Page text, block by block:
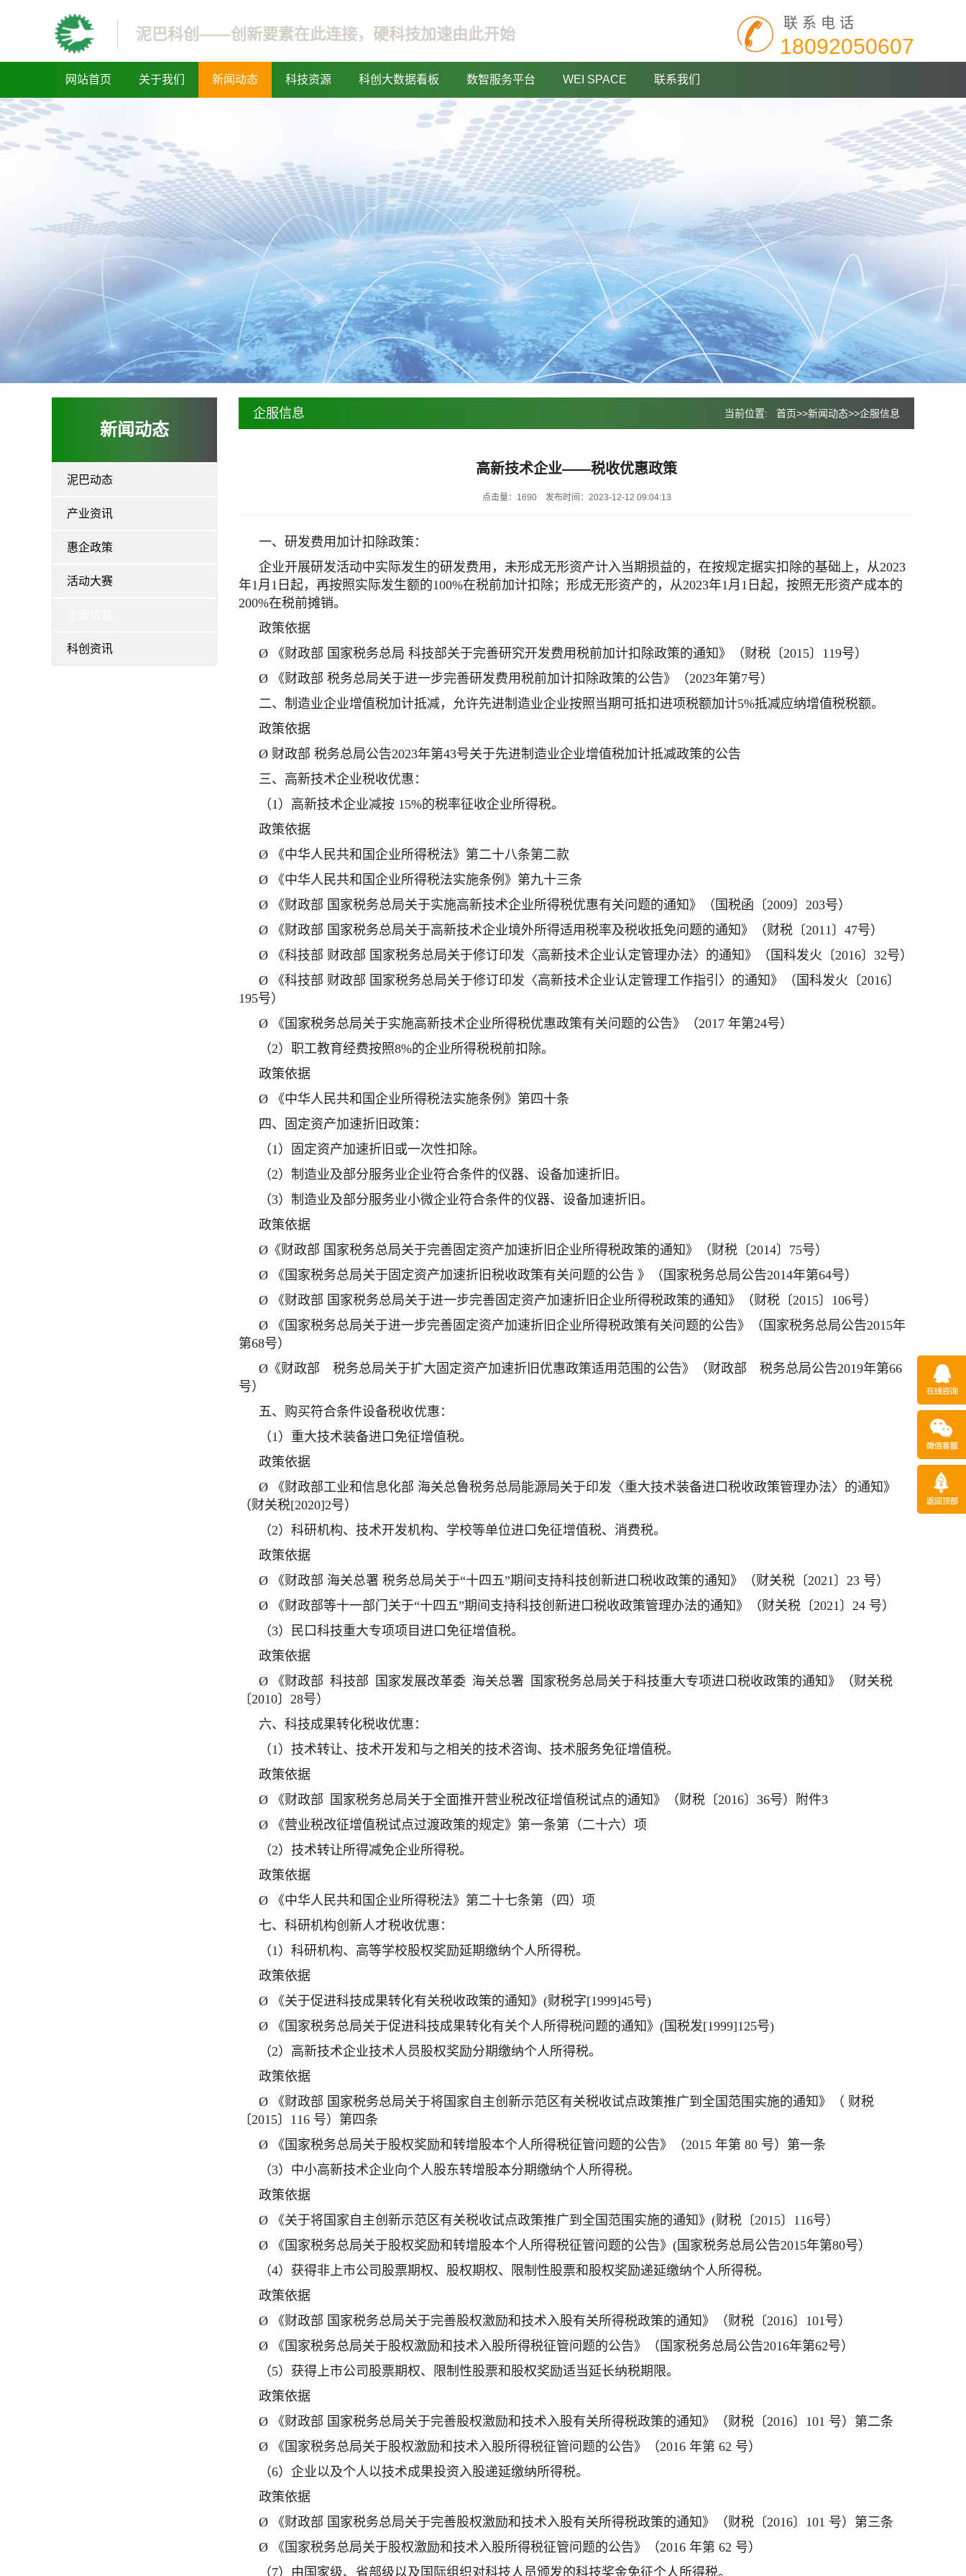
泥巴科创——创新要素在此连接，硬科技加速由此开始
联系电话
18092050607
网站首页 关于我们 新闻动态 科技资源 科创大数据看板 数智服务平台 WEI SPACE 联系我们
新闻动态
泥巴动态
产业资讯
惠企政策
活动大赛
科创资讯
企服信息 当前位置: 首页>>新闻动态>>企服信息
高新技术企业——税收优惠政策
点击量：1690 发布时间：2023-12-12 09:04:13
一、研发费用加计扣除政策：
企业开展研发活动中实际发生的研发费用，未形成无形资产计入当期损益的，在按规定据实扣除的基础上，从2023
年1月1日起，再按照实际发生额的100%在税前加计扣除；形成无形资产的，从2023年1月1日起，按照无形资产成本的
200%在税前摊销。
政策依据
Ø 《财政部 国家税务总局 科技部关于完善研究开发费用税前加计扣除政策的通知》（财税〔2015〕119号）
Ø 《财政部 税务总局关于进一步完善研发费用税前加计扣除政策的公告》（2023年第7号）
二、制造业企业增值税加计抵减，允许先进制造业企业按照当期可抵扣进项税额加计5%抵减应纳增值税税额。
政策依据
Ø 财政部 税务总局公告2023年第43号关于先进制造业企业增值税加计抵减政策的公告
三、高新技术企业税收优惠：
（1）高新技术企业减按 15%的税率征收企业所得税。
政策依据
Ø 《中华人民共和国企业所得税法》第二十八条第二款
Ø 《中华人民共和国企业所得税法实施条例》第九十三条
Ø 《财政部 国家税务总局关于实施高新技术企业所得税优惠有关问题的通知》（国税函〔2009〕203号）
Ø 《财政部 国家税务总局关于高新技术企业境外所得适用税率及税收抵免问题的通知》（财税〔2011〕47号）
Ø 《科技部 财政部 国家税务总局关于修订印发〈高新技术企业认定管理办法〉的通知》（国科发火〔2016〕32号）
Ø 《科技部 财政部 国家税务总局关于修订印发〈高新技术企业认定管理工作指引〉的通知》（国科发火〔2016〕
195号）
Ø 《国家税务总局关于实施高新技术企业所得税优惠政策有关问题的公告》（2017 年第24号）
（2）职工教育经费按照8%的企业所得税税前扣除。
政策依据
Ø 《中华人民共和国企业所得税法实施条例》第四十条
四、固定资产加速折旧政策：
（1）固定资产加速折旧或一次性扣除。
（2）制造业及部分服务业企业符合条件的仪器、设备加速折旧。
（3）制造业及部分服务业小微企业符合条件的仪器、设备加速折旧。
政策依据
Ø《财政部 国家税务总局关于完善固定资产加速折旧企业所得税政策的通知》（财税〔2014〕75号）
Ø 《国家税务总局关于固定资产加速折旧税收政策有关问题的公告 》（国家税务总局公告2014年第64号）
Ø 《财政部 国家税务总局关于进一步完善固定资产加速折旧企业所得税政策的通知》（财税〔2015〕106号）
Ø 《国家税务总局关于进一步完善固定资产加速折旧企业所得税政策有关问题的公告》（国家税务总局公告2015年
第68号）
Ø《财政部 税务总局关于扩大固定资产加速折旧优惠政策适用范围的公告》（财政部 税务总局公告2019年第66
号）
五、购买符合条件设备税收优惠：
（1）重大技术装备进口免征增值税。
政策依据
Ø 《财政部工业和信息化部 海关总鲁税务总局能源局关于印发〈重大技术装备进口税收政策管理办法〉的通知》
（财关税[2020]2号）
（2）科研机构、技术开发机构、学校等单位进口免征增值税、消费税。
政策依据
Ø 《财政部 海关总署 税务总局关于“十四五”期间支持科技创新进口税收政策的通知》（财关税〔2021〕23 号）
Ø 《财政部等十一部门关于“十四五”期间支持科技创新进口税收政策管理办法的通知》（财关税〔2021〕24 号）
（3）民口科技重大专项项目进口免征增值税。
政策依据
Ø 《财政部 科技部 国家发展改革委 海关总署 国家税务总局关于科技重大专项进口税收政策的通知》（财关税
〔2010〕28号）
六、科技成果转化税收优惠：
（1）技术转让、技术开发和与之相关的技术咨询、技术服务免征增值税。
政策依据
Ø 《财政部 国家税务总局关于全面推开营业税改征增值税试点的通知》（财税〔2016〕36号）附件3
Ø 《营业税改征增值税试点过渡政策的规定》第一条第（二十六）项
（2）技术转让所得减免企业所得税。
政策依据
Ø 《中华人民共和国企业所得税法》第二十七条第（四）项
七、科研机构创新人才税收优惠：
（1）科研机构、高等学校股权奖励延期缴纳个人所得税。
政策依据
Ø 《关于促进科技成果转化有关税收政策的通知》(财税字[1999]45号)
Ø 《国家税务总局关于促进科技成果转化有关个人所得税问题的通知》(国税发[1999]125号)
（2）高新技术企业技术人员股权奖励分期缴纳个人所得税。
政策依据
Ø 《财政部 国家税务总局关于将国家自主创新示范区有关税收试点政策推广到全国范围实施的通知》（ 财税
〔2015〕116 号）第四条
Ø 《国家税务总局关于股权奖励和转增股本个人所得税征管问题的公告》（2015 年第 80 号）第一条
（3）中小高新技术企业向个人股东转增股本分期缴纳个人所得税。
政策依据
Ø 《关于将国家自主创新示范区有关税收试点政策推广到全国范围实施的通知》(财税〔2015〕116号）
Ø 《国家税务总局关于股权奖励和转增股本个人所得税征管问题的公告》(国家税务总局公告2015年第80号）
（4）获得非上市公司股票期权、股权期权、限制性股票和股权奖励递延缴纳个人所得税。
政策依据
Ø 《财政部 国家税务总局关于完善股权激励和技术入股有关所得税政策的通知》（财税〔2016〕101号）
Ø 《国家税务总局关于股权激励和技术入股所得税征管问题的公告》（国家税务总局公告2016年第62号）
（5）获得上市公司股票期权、限制性股票和股权奖励适当延长纳税期限。
政策依据
Ø 《财政部 国家税务总局关于完善股权激励和技术入股有关所得税政策的通知》（财税〔2016〕101 号）第二条
Ø 《国家税务总局关于股权激励和技术入股所得税征管问题的公告》（2016 年第 62 号）
（6）企业以及个人以技术成果投资入股递延缴纳所得税。
政策依据
Ø 《财政部 国家税务总局关于完善股权激励和技术入股有关所得税政策的通知》（财税〔2016〕101 号）第三条
Ø 《国家税务总局关于股权激励和技术入股所得税征管问题的公告》（2016 年第 62 号）
（7）由国家级、省部级以及国际组织对科技人员颁发的科技奖金免征个人所得税。